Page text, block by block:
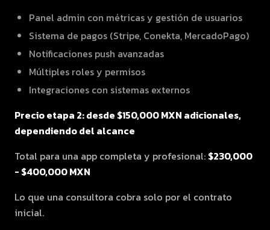
Panel admin con métricas y gestión de usuarios
Sistema de pagos (Stripe, Conekta, MercadoPago)
Notificaciones push avanzadas
Múltiples roles y permisos
Integraciones con sistemas externos
Precio etapa 2: desde $150,000 MXN adicionales,
dependiendo del alcance
Total para una app completa y profesional: $230,000
- $400,000 MXN
Lo que una consultora cobra solo por el contrato
inicial.